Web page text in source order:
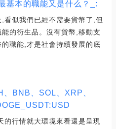
基本的職能又是什么？_:
看似我們已經不需要貨幣了,但
的衍生品。沒有貨幣,移動支
職能,才是社會持續發展的底
BNB、SOL、XRP、
的行情就大環境來看還是呈現